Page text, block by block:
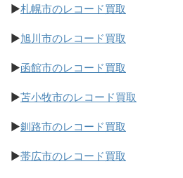
▶札幌市のレコード買取
▶旭川市のレコード買取
▶函館市のレコード買取
▶苫小牧市のレコード買取
▶釧路市のレコード買取
▶帯広市のレコード買取